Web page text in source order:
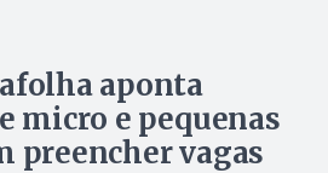
aponta
micro e pequenas
preencher vagas